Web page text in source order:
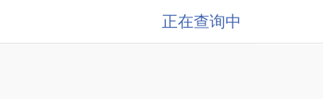
正在查询中